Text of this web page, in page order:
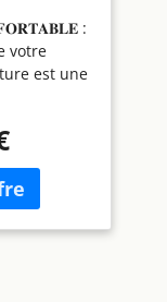
pour
Top
à
la
0 à 36
:
votre
est une
de la
vous
votre
sécurité.
360°
Il est